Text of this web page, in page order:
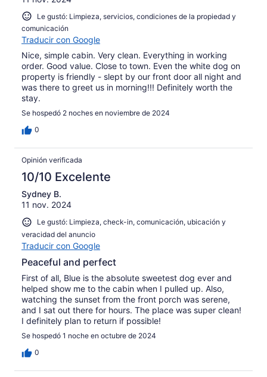
Le gustó: Limpieza, servicios, condiciones de la propiedad y
comunicación
Traducir con Google
Nice, simple cabin. Very clean. Everything in working
order. Good value. Close to town. Even the white dog on
property is friendly - slept by our front door all night and
was there to greet us in morning!!! Definitely worth the
stay.
Se hospedó 2 noches en noviembre de 2024
0
Opinión verificada
10/10 Excelente
Sydney B.
11 nov. 2024
Le gustó: Limpieza, check-in, comunicación, ubicación y
veracidad del anuncio
Traducir con Google
Peaceful and perfect
First of all, Blue is the absolute sweetest dog ever and
helped show me to the cabin when I pulled up. Also,
watching the sunset from the front porch was serene,
and I sat out there for hours. The place was super clean!
I definitely plan to return if possible!
Se hospedó 1 noche en octubre de 2024
0